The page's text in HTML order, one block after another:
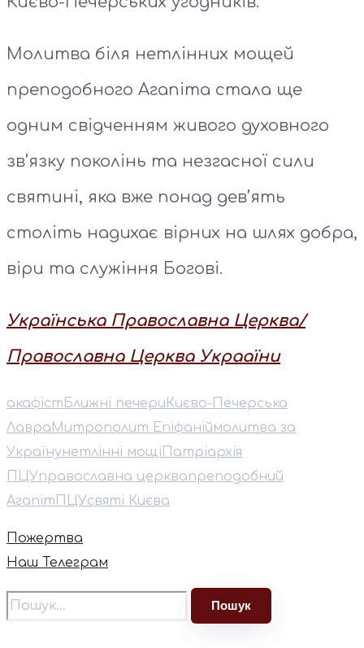
Молитва біля нетлінних мощей
преподобного Агапіта стала ще
одним свідченням живого духовного
зв’язку поколінь та незгасної сили
святині, яка вже понад дев’ять
століть надихає вірних на шлях добра,
віри та служіння Богові.
Українська Православна Церква/
Православна Церква Украаїни
акафіст Ближні печери Києво-Печерська
Лавра Митрополит Епіфаніймолитва за
Українунетлінні мощі Патріархія
ПЦУправославна церквапреподобний
Агапіт ПЦУсвяті Києва
Пожертва
Наш Телеграм